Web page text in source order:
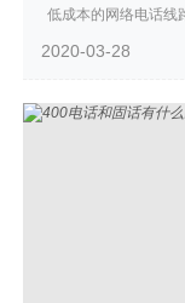
低成本的网络电话线
关，只要...
2020-03-28